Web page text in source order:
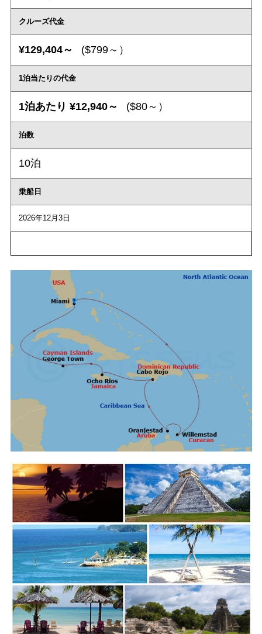
クルーズ代金
¥129,404～ ($799～）
1泊当たりの代金
1泊あたり ¥12,940～ ($80～）
泊数
10泊
乗船日
2026年12月3日